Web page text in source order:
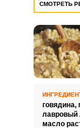
СМОТРЕТЬ
говядина,
лавровый
масло